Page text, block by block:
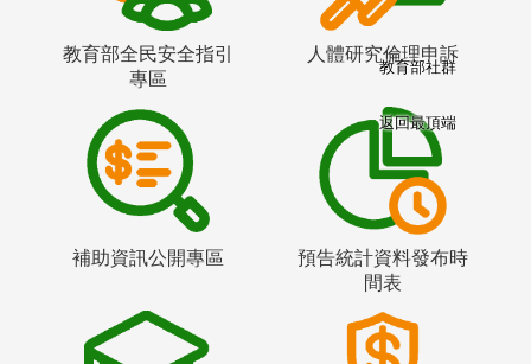
教育部全民安全指引
專區
人體研究倫理申訴
補助資訊公開專區
預告統計資料發布時
間表
教育部社群
返回最頂端